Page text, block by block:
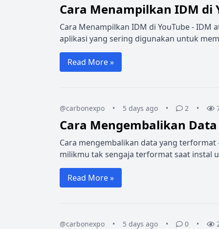
Cara Menampilkan IDM di
Cara Menampilkan IDM di YouTube -
aplikasi yang sering digunakan untuk
Read More »
@carbonexpo • 5 days ago • 2 •
Cara Mengembalikan
Cara mengembalikan data yang
milikmu tak sengaja terformat saat instal
Read More »
@carbonexpo • 5 days ago • 0 •